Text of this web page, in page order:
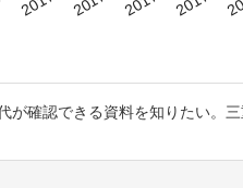
確認できる資料を知りたい。